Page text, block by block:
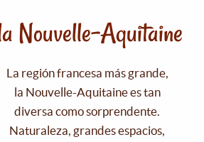
Nouvelle-Aquitaine
La región francesa más grande,
la Nouvelle-Aquitaine es tan
diversa como sorprendente.
Naturaleza, grandes espacios,